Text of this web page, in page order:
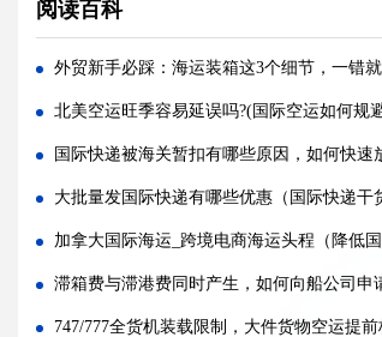
空运品名申报错误，会面临哪些罚款与处罚
国际空运货物被扣，最快多久可以清关放行
国际空运计费重与实际重、体积重怎么换算
普通货物走国际空运最低多少公斤起运（不
国际空运和国际快递到底有哪些核心区别（
国际空运计费重与实际重、体积重怎么换算
国际空运客机和全货机分别适合运什么货物
如何查询国际快递实时物流轨迹?(国际快递
阅读百科
外贸新手必踩：海运装箱这3个细节，一错
北美空运旺季容易延误吗?(国际空运如何规
国际快递被海关暂扣有哪些原因，如何快速
大批量发国际快递有哪些优惠（国际快递干
加拿大国际海运_跨境电商海运头程（降低
滞箱费与滞港费同时产生，如何向船公司申
747/777全货机装载限制，大件货物空运提